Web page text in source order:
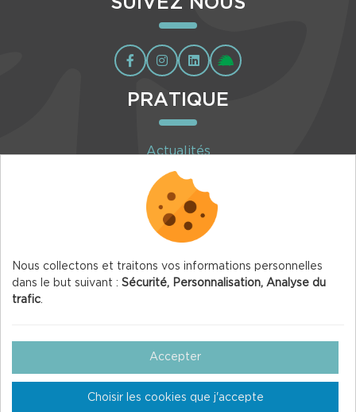
PRATIQUE
Actualités
Agenda
Inscription à la newsletter
Gestion des Cookies
Crédits
Nous collectons et traitons vos informations personnelles
dans le but suivant : Sécurité, Personnalisation, Analyse du
trafic.
Accepter
Choisir les cookies que j'accepte